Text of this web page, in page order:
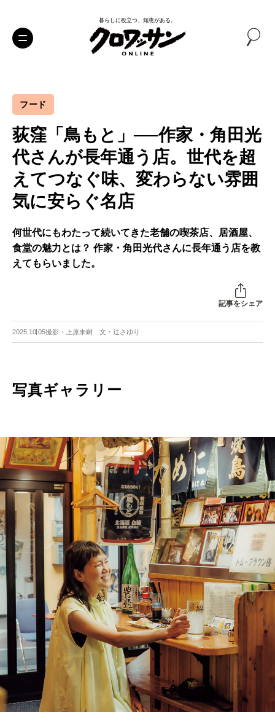
暮らしに役立つ、知恵がある。
フード
荻窪「鳥もと」──作家・角田光
代さんが長年通う店。世代を超
えてつなぐ味、変わらない雰囲
気に安らぐ名店
何世代にもわたって続いてきた老舗の喫茶店、居酒屋、
食堂の魅力とは？ 作家・角田光代さんに長年通う店を教
えてもらいました。
記事をシェア
2025.10.05撮影・上原未嗣 文・辻さゆり
写真ギャラリー